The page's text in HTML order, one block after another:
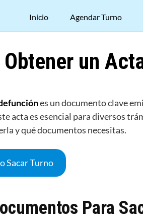
Inicio Agendar Turno
un
es un documento clave
acta es esencial para diversos
y qué documentos necesitas.
Sacar Turno
Para